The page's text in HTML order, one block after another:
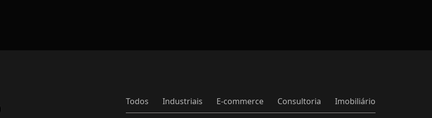
Todos Industriais E-commerce Consultoria Imobiliário